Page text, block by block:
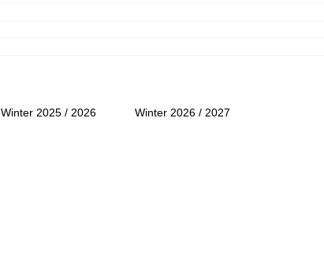
Winter 2025 / 2026 Winter 2026 / 2027